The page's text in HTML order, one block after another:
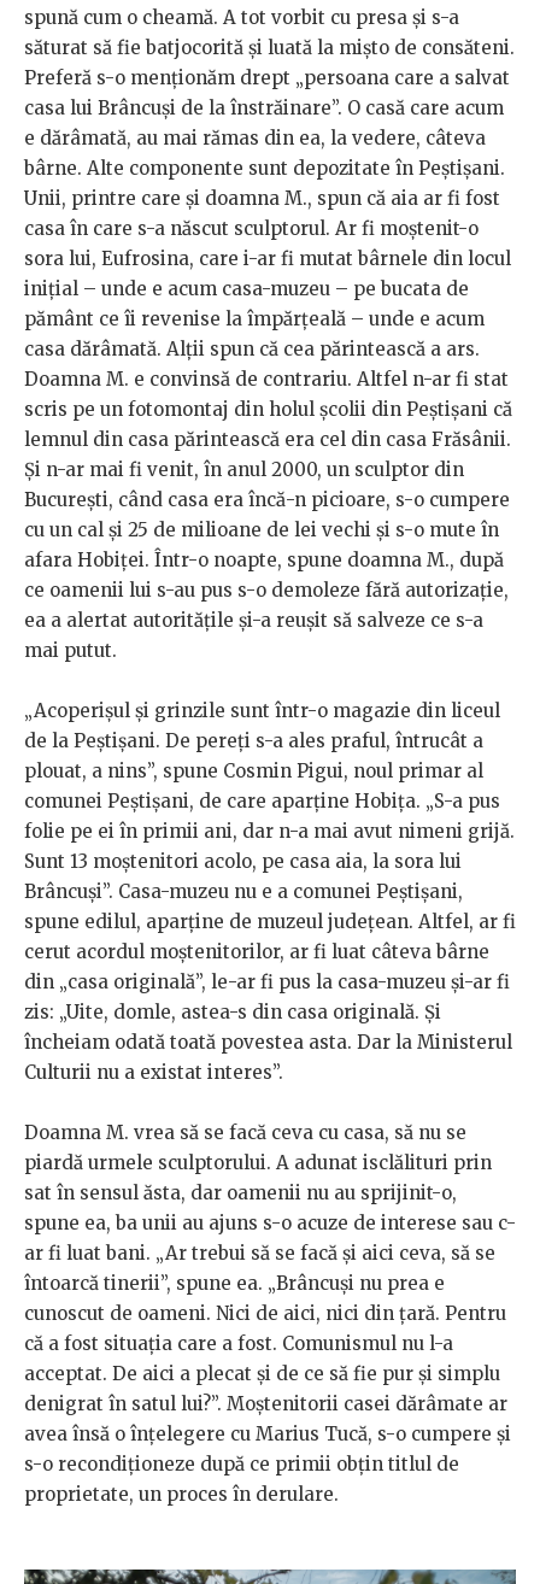
spună cum o cheamă. A tot vorbit cu presa şi s-a
săturat să fie batjocorită şi luată la mişto de consăteni.
Preferă s-o menționăm drept „persoana care a salvat
casa lui Brâncuşi de la înstrăinare”. O casă care acum
e dărâmată, au mai rămas din ea, la vedere, câteva
bârne. Alte componente sunt depozitate în Peştişani.
Unii, printre care şi doamna M., spun că aia ar fi fost
casa în care s-a născut sculptorul. Ar fi moştenit-o
sora lui, Eufrosina, care i-ar fi mutat bârnele din locul
iniţial – unde e acum casa-muzeu – pe bucata de
pământ ce îi revenise la împărţeală – unde e acum
casa dărâmată. Alţii spun că cea părintească a ars.
Doamna M. e convinsă de contrariu. Altfel n-ar fi stat
scris pe un fotomontaj din holul şcolii din Peştişani că
lemnul din casa părintească era cel din casa Frăsânii.
Şi n-ar mai fi venit, în anul 2000, un sculptor din
Bucureşti, când casa era încă-n picioare, s-o cumpere
cu un cal şi 25 de milioane de lei vechi şi s-o mute în
afara Hobiţei. Într-o noapte, spune doamna M., după
ce oamenii lui s-au pus s-o demoleze fără autorizaţie,
ea a alertat autorităţile şi-a reuşit să salveze ce s-a
mai putut.
„Acoperişul şi grinzile sunt într-o magazie din liceul
de la Peştişani. De pereţi s-a ales praful, întrucât a
plouat, a nins”, spune Cosmin Pigui, noul primar al
comunei Peştişani, de care aparţine Hobiţa. „S-a pus
folie pe ei în primii ani, dar n-a mai avut nimeni grijă.
Sunt 13 moştenitori acolo, pe casa aia, la sora lui
Brâncuşi”. Casa-muzeu nu e a comunei Peștișani,
spune edilul, aparține de muzeul județean. Altfel, ar fi
cerut acordul moștenitorilor, ar fi luat câteva bârne
din „casa originală”, le-ar fi pus la casa-muzeu și-ar fi
zis: „Uite, domle, astea-s din casa originală. Şi
încheiam odată toată povestea asta. Dar la Ministerul
Culturii nu a existat interes”.
Doamna M. vrea să se facă ceva cu casa, să nu se
piardă urmele sculptorului. A adunat isclălituri prin
sat în sensul ăsta, dar oamenii nu au sprijinit-o,
spune ea, ba unii au ajuns s-o acuze de interese sau c-
ar fi luat bani. „Ar trebui să se facă și aici ceva, să se
întoarcă tinerii”, spune ea. „Brâncuşi nu prea e
cunoscut de oameni. Nici de aici, nici din ţară. Pentru
că a fost situaţia care a fost. Comunismul nu l-a
acceptat. De aici a plecat şi de ce să fie pur şi simplu
denigrat în satul lui?”. Moştenitorii casei dărâmate ar
avea însă o înțelegere cu Marius Tucă, s-o cumpere şi
s-o recondiţioneze după ce primii obţin titlul de
proprietate, un proces în derulare.